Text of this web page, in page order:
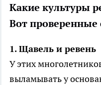
Какие культуры
Вот проверенные
1. Щавель и ревень
У этих
выламывать у